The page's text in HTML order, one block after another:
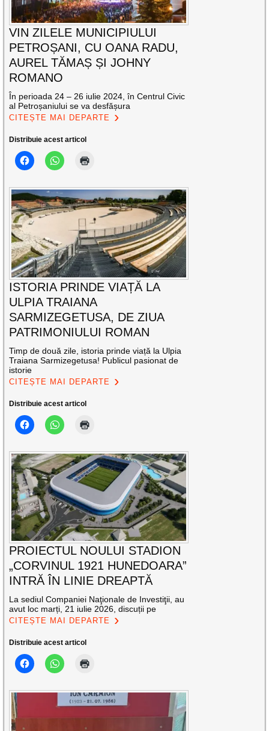
VIN ZILELE MUNICIPIULUI
PETROȘANI, CU OANA RADU,
AUREL TĂMAȘ ȘI JOHNY
ROMANO
În perioada 24 – 26 iulie 2024, în Centrul Civic
al Petroșaniului se va desfășura
CITEȘTE MAI DEPARTE
Distribuie acest articol
ISTORIA PRINDE VIAȚĂ LA
ULPIA TRAIANA
SARMIZEGETUSA, DE ZIUA
PATRIMONIULUI ROMAN
Timp de două zile, istoria prinde viață la Ulpia
Traiana Sarmizegetusa! Publicul pasionat de
istorie
CITEȘTE MAI DEPARTE
Distribuie acest articol
PROIECTUL NOULUI STADION
„CORVINUL 1921 HUNEDOARA”
INTRĂ ÎN LINIE DREAPTĂ
La sediul Companiei Naţionale de Investiţii, au
avut loc marți, 21 iulie 2026, discuții pe
CITEȘTE MAI DEPARTE
Distribuie acest articol